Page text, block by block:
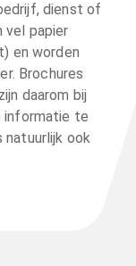
dienst of
vel papier
en worden
Brochures
daarom bij
informatie te
natuurlijk ook